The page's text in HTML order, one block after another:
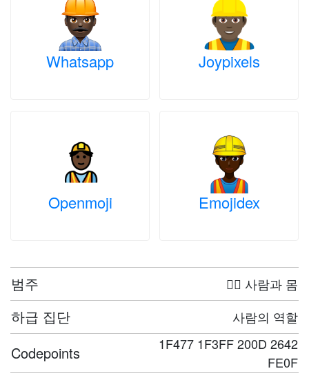
Whatsapp Joypixels
Openmoji Emojidex
범주 🤦‍♀️ 사람과 몸
하급 집단 사람의 역할
Codepoints
1F477 1F3FF 200D 2642
FE0F